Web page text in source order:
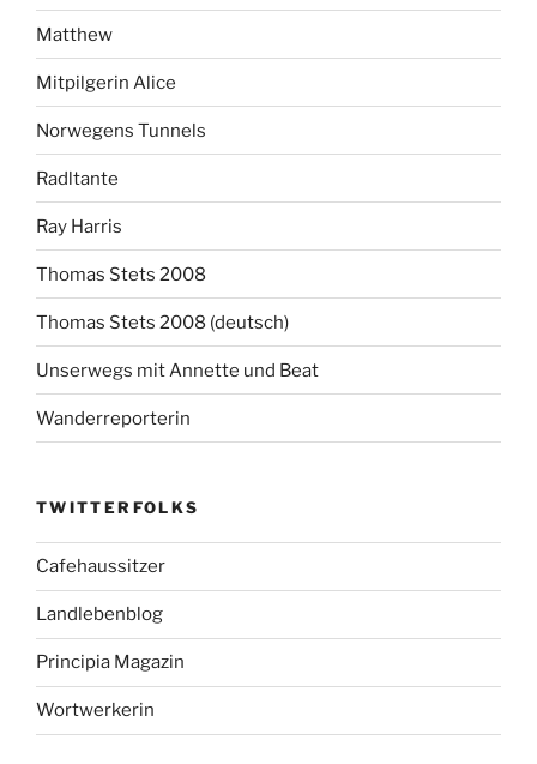
Matthew
Mitpilgerin Alice
Norwegens Tunnels
Radltante
Ray Harris
Thomas Stets 2008
Thomas Stets 2008 (deutsch)
Unserwegs mit Annette und Beat
Wanderreporterin
TWITTERFOLKS
Cafehaussitzer
Landlebenblog
Principia Magazin
Wortwerkerin